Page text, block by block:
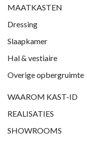
MAATKASTEN
Dressing
Slaapkamer
Hal & vestiaire
Overige opbergruimte
WAAROM KAST-ID
REALISATIES
SHOWROOMS